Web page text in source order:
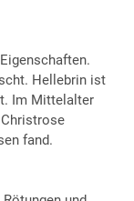
Hellebrin ist
Im Mittelalter
fand.